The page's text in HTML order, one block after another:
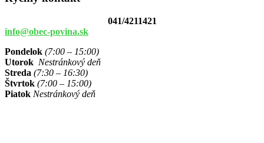
041/4211421
info@obec-povina.sk
Pondelok (7:00 – 15:00)
Utorok Nestránkový deň
Streda (7:30 – 16:30)
Štvrtok (7:00 – 15:00)
Piatok Nestránkový deň